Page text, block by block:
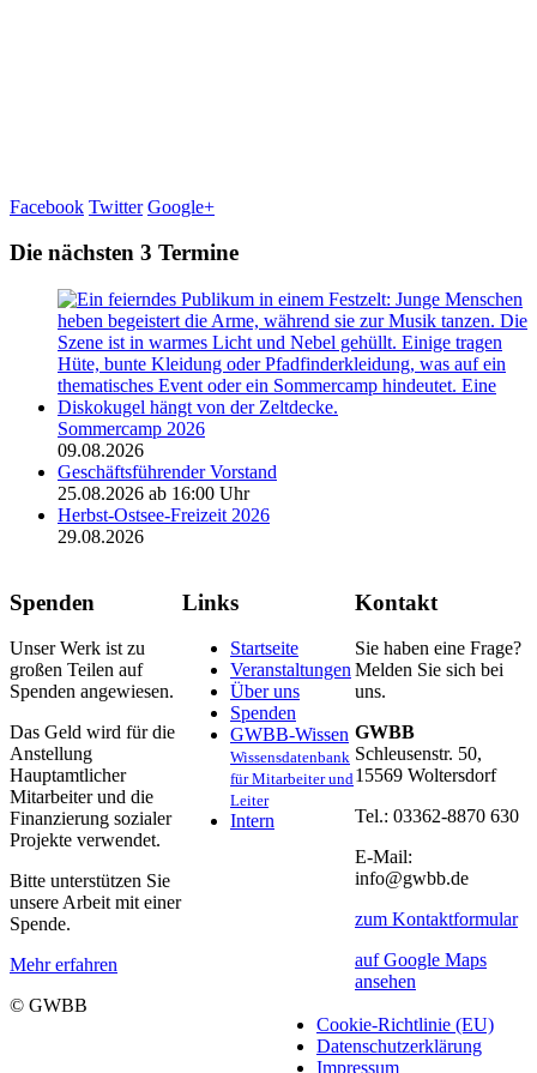
Facebook Twitter Google+
Die nächsten 3 Termine
Sommercamp 2026
09.08.2026
Geschäftsführender Vorstand
25.08.2026 ab 16:00 Uhr
Herbst-Ostsee-Freizeit 2026
29.08.2026
Spenden
Unser Werk ist zu
großen Teilen auf
Spenden angewiesen.
Das Geld wird für die
Anstellung
Hauptamtlicher
Mitarbeiter und die
Finanzierung sozialer
Projekte verwendet.
Bitte unterstützen Sie
unsere Arbeit mit einer
Spende.
Mehr erfahren
Links
Startseite
Veranstaltungen
Über uns
Spenden
GWBB-Wissen
Wissensdatenbank
für Mitarbeiter und
Leiter
Intern
Kontakt
Sie haben eine Frage?
Melden Sie sich bei
uns.
GWBB
Schleusenstr. 50,
15569 Woltersdorf
Tel.: 03362-8870 630
E-Mail:
info@gwbb.de
zum Kontaktformular
auf Google Maps
ansehen
© GWBB
Cookie-Richtlinie (EU)
Datenschutzerklärung
Impressum